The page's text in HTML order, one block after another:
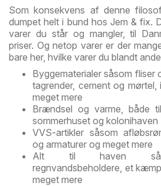
Som konsekvens af denne
dumpet helt i bund hos Jem & fix.
varer du står og mangler, til
priser. Og netop varer er der
bare her, hvilke varer du blandt
Byggematerialer såsom fliser
tagrender, cement og mørtel,
meget mere
Brændsel og varme, både
sommerhuset og kolonihaven
VVS-artikler såsom
og armaturer og meget mere
Alt til haven
regnvandsbeholdere, et
meget mere